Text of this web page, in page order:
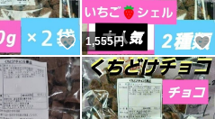
いいね！
1,555円